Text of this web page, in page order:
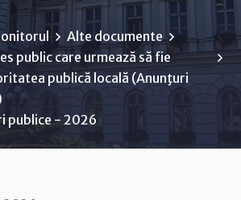
Alte documente
public care urmează să fie
publică locală (Anunţuri
publice - 2026